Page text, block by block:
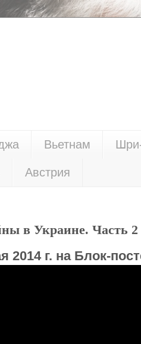
Вьетнам
Австрия
в Украине. Часть 2
2014 г. на Блок-